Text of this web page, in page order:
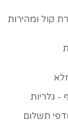
קול ומהירות
גלריות
תשלום